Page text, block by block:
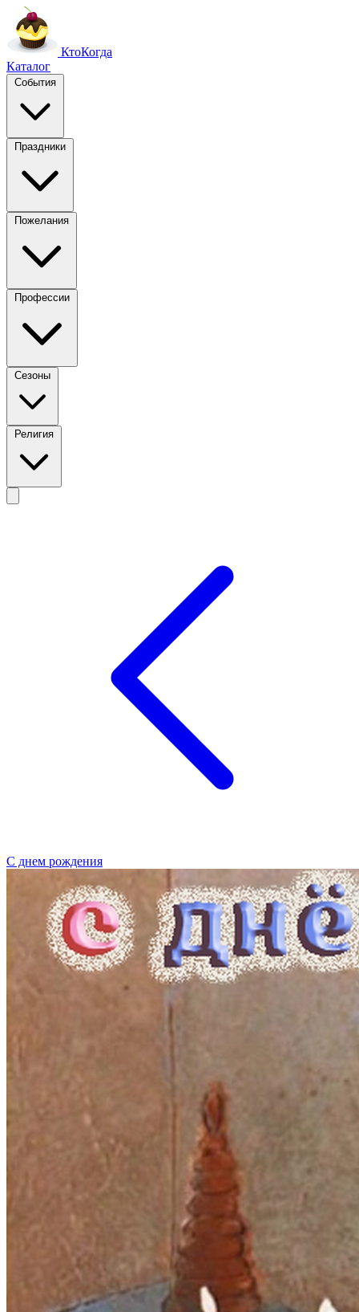
КтоКогда
Каталог
События
Праздники
Пожелания
Профессии
Сезоны
Религия
С днем рождения